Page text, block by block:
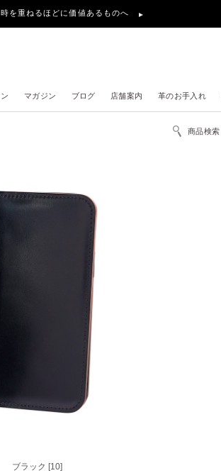
を重ねるほどに価値あるものへ
マガジン ブログ 店舗案内 革のお手入れ
商品検索
ブラック [10]